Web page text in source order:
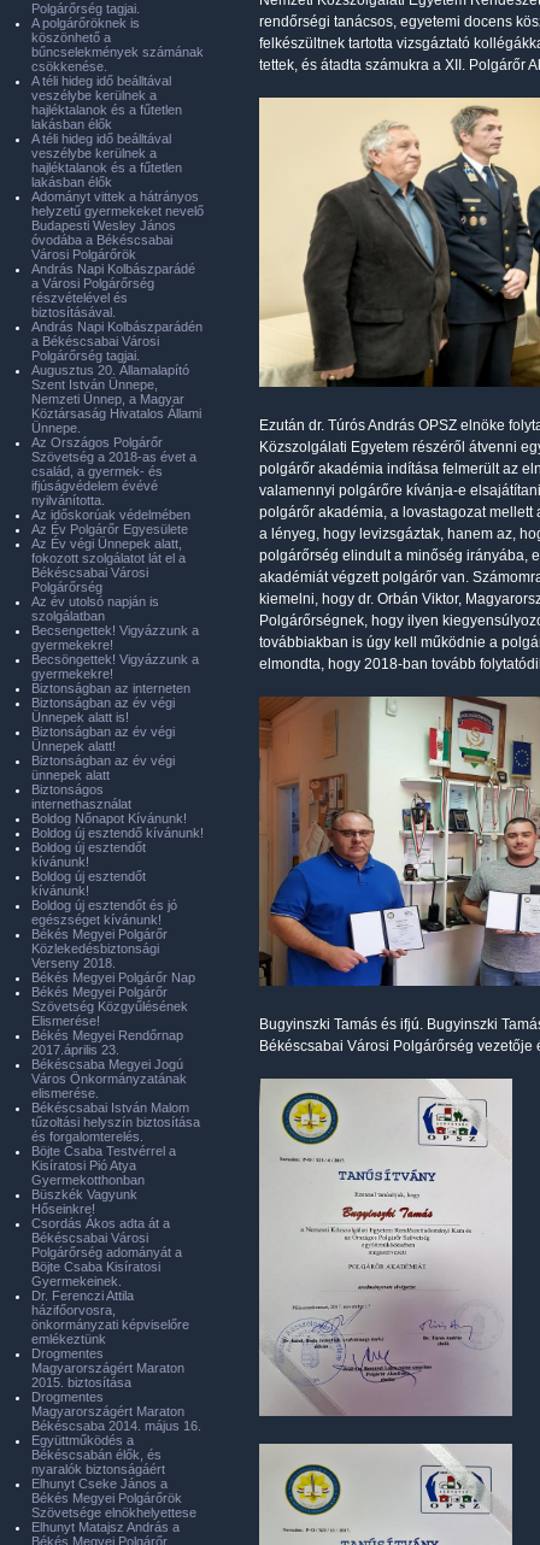
rendőrségi tanácsos, egyetemi docens
felkészültnek tartotta vizsgáztató
tettek, és átadta számukra a XII. Polgárőr
Ezután dr. Túrós András OPSZ elnöke
Közszolgálati Egyetem részéről átvenni
polgárőr akadémia indítása felmerült az
valamennyi polgárőre kívánja-e
polgárőr akadémia, a lovastagozat
a lényeg, hogy levizsgáztak, hanem az,
polgárőrség elindult a minőség irányába,
akadémiát végzett polgárőr van.
kiemelni, hogy dr. Orbán Viktor,
Polgárőrségnek, hogy ilyen
továbbiakban is úgy kell működnie a
elmondta, hogy 2018-ban tovább
Bugyinszki Tamás és ifjú. Bugyinszki
Békéscsabai Városi Polgárőrség vezetője
Polgárőrség tagjai.
A polgárőröknek is
köszönhető a
bűncselekmények számának
csökkenése.
A téli hideg idő beálltával
veszélybe kerülnek a
hajléktalanok és a fűtetlen
lakásban élők
A téli hideg idő beálltával
veszélybe kerülnek a
hajléktalanok és a fűtetlen
lakásban élők
Adományt vittek a hátrányos
helyzetű gyermekeket nevelő
Budapesti Wesley János
óvodába a Békéscsabai
Városi Polgárőrök
András Napi Kolbászparádé
a Városi Polgárőrség
részvételével és
biztosításával.
András Napi Kolbászparádén
a Békéscsabai Városi
Polgárőrség tagjai.
Augusztus 20. Államalapító
Szent István Ünnepe,
Nemzeti Ünnep, a Magyar
Köztársaság Hivatalos Állami
Ünnepe.
Az Országos Polgárőr
Szövetség a 2018-as évet a
család, a gyermek- és
ifjúságvédelem évévé
nyilvánította.
Az időskorúak védelmében
Az Év Polgárőr Egyesülete
Az Év végi Ünnepek alatt,
fokozott szolgálatot lát el a
Békéscsabai Városi
Polgárőrség
Az év utolsó napján is
szolgálatban
Becsengettek! Vigyázzunk a
gyermekekre!
Becsöngettek! Vigyázzunk a
gyermekekre!
Biztonságban az interneten
Biztonságban az év végi
Ünnepek alatt is!
Biztonságban az év végi
Ünnepek alatt!
Biztonságban az év végi
ünnepek alatt
Biztonságos
internethasználat
Boldog Nőnapot Kívánunk!
Boldog új esztendő kívánunk!
Boldog új esztendőt
kívánunk!
Boldog új esztendőt
kívánunk!
Boldog új esztendőt és jó
egészséget kívánunk!
Békés Megyei Polgárőr
Közlekedésbiztonsági
Verseny 2018.
Békés Megyei Polgárőr Nap
Békés Megyei Polgárőr
Szövetség Közgyűlésének
Elismerése!
Békés Megyei Rendőrnap
2017.április 23.
Békéscsaba Megyei Jogú
Város Önkormányzatának
elismerése.
Békéscsabai István Malom
tűzoltási helyszín biztosítása
és forgalomterelés.
Böjte Csaba Testvérrel a
Kisíratosi Pió Atya
Gyermekotthonban
Büszkék Vagyunk
Hőseinkre!
Csordás Ákos adta át a
Békéscsabai Városi
Polgárőrség adományát a
Böjte Csaba Kisíratosi
Gyermekeinek.
Dr. Ferenczi Attila
házifőorvosra,
önkormányzati képviselőre
emlékeztünk
Drogmentes
Magyarországért Maraton
2015. biztosítása
Drogmentes
Magyarországért Maraton
Békéscsaba 2014. május 16.
Együttműködés a
Békéscsabán élők, és
nyaralók biztonságáért
Elhunyt Cseke János a
Békés Megyei Polgárőrök
Szövetsége elnökhelyettese
Elhunyt Matajsz András a
Békés Megyei Polgárőr